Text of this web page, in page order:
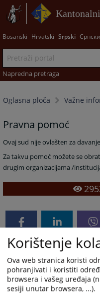
Bosanski Hrvatski Srpski Српски
Napredna pretraga
Oglasna ploča Važne
Pravna pomoć
Ovaj sud nije ovlašten za
Za takvu pomoć možete se
drugim organizacijama /
Korištenje
Ova web stranica koristi
pohranjivati i koristiti
browsera i vašeg uređaja
sesiji unutar browsera, ...).